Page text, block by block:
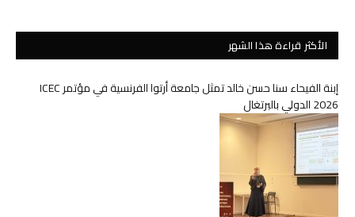
الأكثر قراءة هذا الشهر
إبنة الفيحاء سنا حسن خالد تمثل جامعة أرتوا الفرنسية في مؤتمر ICEC
2026 الدولي بالبرتغال